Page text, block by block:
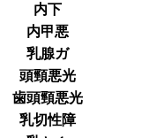
内下
内甲悪
乳腺ガ
頭頸悪光
歯頭頸悪光
乳切性障